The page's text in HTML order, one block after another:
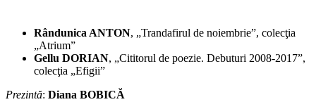
Rândunica ANTON, „Trandafirul de noiembrie”, colecţia
„Atrium”
Gellu DORIAN, „Cititorul de poezie. Debuturi 2008-2017”,
colecţia „Efigii”
Prezintă: Diana BOBICĂ